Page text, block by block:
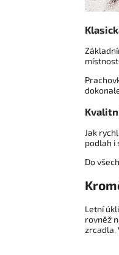
Jak
podlah i
Do
Letní
rovněž
zrcadla.